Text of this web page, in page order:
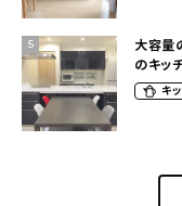
5
大容量
のキッ
ドカウ
キ